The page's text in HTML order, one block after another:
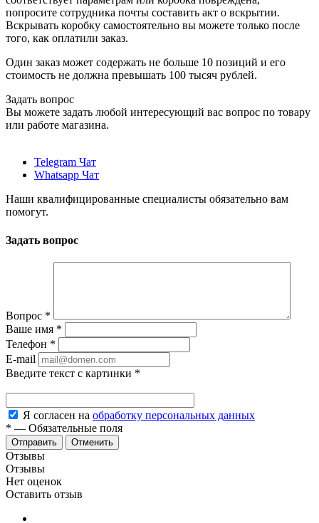
попросите сотрудника почты составить акт о вскрытии.
Вскрывать коробку самостоятельно вы можете только после
того, как оплатили заказ.
Один заказ может содержать не больше 10 позиций и его
стоимость не должна превышать 100 тысяч рублей.
Задать вопрос
Вы можете задать любой интересующий вас вопрос по товару
или работе магазина.
Telegram Чат
Whatsapp Чат
Наши квалифицированные специалисты обязательно вам
помогут.
Задать вопрос
Вопрос *
Ваше имя *
Телефон *
E-mail
Введите текст с картинки *
Я согласен на обработку персональных данных
* — Обязательные поля
Отменить
Отзывы
Отзывы
Нет оценок
Оставить отзыв